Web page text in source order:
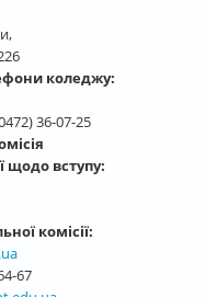
коледжу:
36-07-25
щодо вступу:
комісії:
67